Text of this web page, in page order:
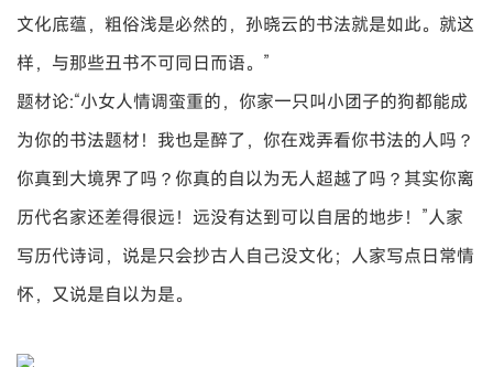
文化底蕴，粗俗浅是必然的，孙晓云的书法就是如此。就这
样，与那些丑书不可同日而语。”
题材论:“小女人情调蛮重的，你家一只叫小团子的狗都能成
为你的书法题材！我也是醉了，你在戏弄看你书法的人吗？
你真到大境界了吗？你真的自以为无人超越了吗？其实你离
历代名家还差得很远！远没有达到可以自居的地步！”人家
写历代诗词，说是只会抄古人自己没文化；人家写点日常情
怀，又说是自以为是。